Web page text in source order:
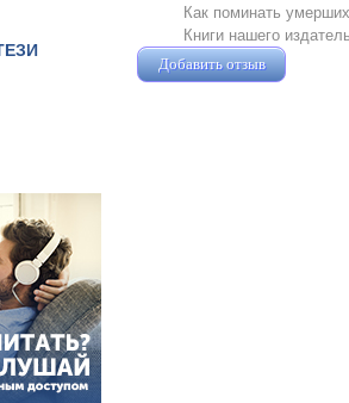
Как поминать
Книги нашего
Добавить отзыв